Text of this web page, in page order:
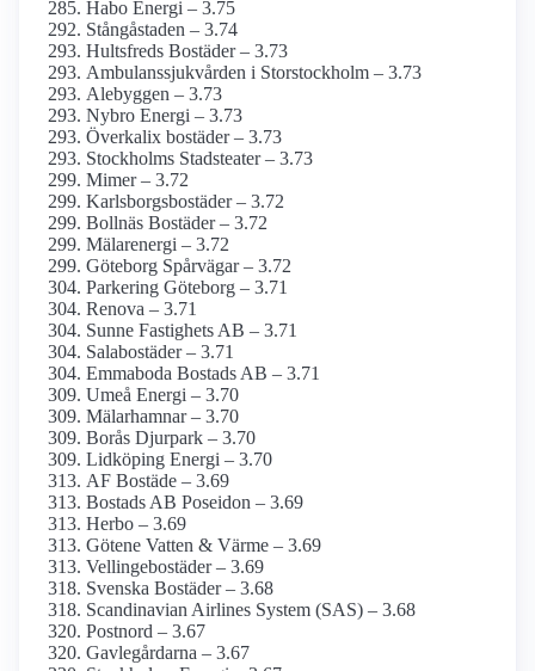
Habo Energi – 3.75
Stångåstaden – 3.74
Hultsfreds Bostäder – 3.73
Ambulanssjukvården i Storstockholm – 3.73
Alebyggen – 3.73
Nybro Energi – 3.73
Överkalix bostäder – 3.73
Stockholms Stadsteater – 3.73
Mimer – 3.72
Karlsborgsbostäder – 3.72
Bollnäs Bostäder – 3.72
Mälarenergi – 3.72
Göteborg Spårvägar – 3.72
Parkering Göteborg – 3.71
Renova – 3.71
Sunne Fastighets AB – 3.71
Salabostäder – 3.71
Emmaboda Bostads AB – 3.71
Umeå Energi – 3.70
Mälarhamnar – 3.70
Borås Djurpark – 3.70
Lidköping Energi – 3.70
AF Bostäde – 3.69
Bostads AB Poseidon – 3.69
Herbo – 3.69
Götene Vatten & Värme – 3.69
Vellingebostäder – 3.69
Svenska Bostäder – 3.68
Scandinavian Airlines System (SAS) – 3.68
Postnord – 3.67
Gavlegårdarna – 3.67